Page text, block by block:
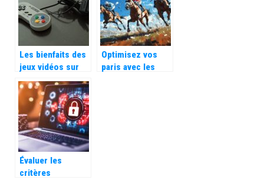
Les bienfaits des
jeux vidéos sur
vos enfants que
vous ignorez
Optimisez vos
paris avec les
Évaluer les
critères